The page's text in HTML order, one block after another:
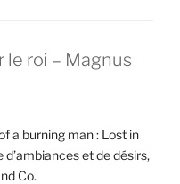
le roi – Magnus
a burning man : Lost in
et de désirs,
Co.